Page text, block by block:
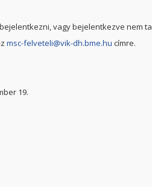
vagy bejelentkezve nem
msc-felveteli@vik-dh.bme.hu címre.
19.